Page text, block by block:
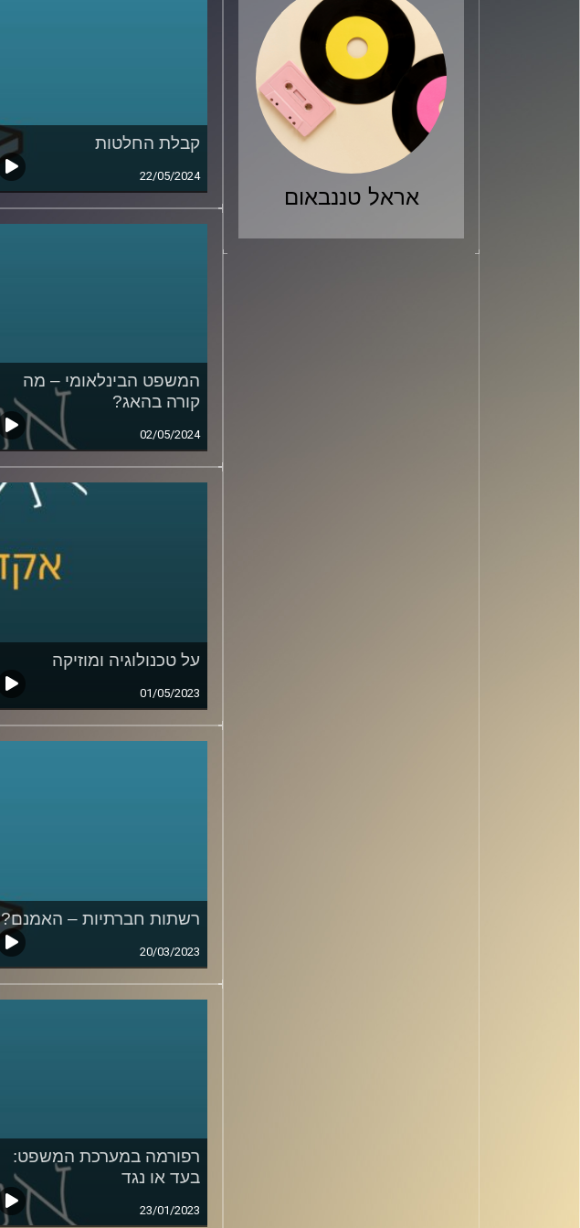
אראל טננבאום
קבלת החלטות
22/05/2024
המשפט הבינלאומי – מה
קורה בהאג?
02/05/2024
על טכנולוגיה ומוזיקה
01/05/2023
רשתות חברתיות – האמנם?
20/03/2023
רפורמה במערכת המשפט:
בעד או נגד
23/01/2023